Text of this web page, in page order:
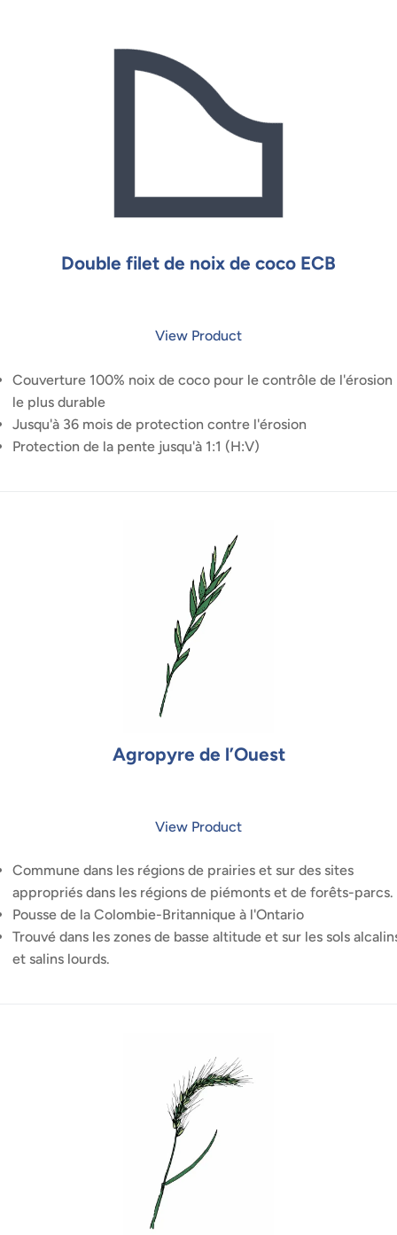
Double filet de noix de coco ECB
View Product
Couverture 100% noix de coco pour le contrôle de l'érosion
le plus durable
Jusqu'à 36 mois de protection contre l'érosion
Protection de la pente jusqu'à 1:1 (H:V)
Agropyre de l’Ouest
View Product
Commune dans les régions de prairies et sur des sites
appropriés dans les régions de piémonts et de forêts-parcs.
Pousse de la Colombie-Britannique à l'Ontario
Trouvé dans les zones de basse altitude et sur les sols
et salins lourds.